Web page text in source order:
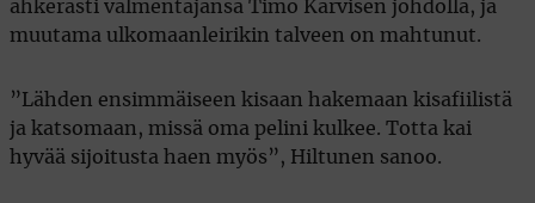
ahkerasti valmentajansa Timo Karvisen johdolla, ja
muutama ulkomaanleirikin talveen on mahtunut.
”Lähden ensimmäiseen kisaan hakemaan kisafiilistä
ja katsomaan, missä oma pelini kulkee. Totta kai
hyvää sijoitusta haen myös”, Hiltunen sanoo.